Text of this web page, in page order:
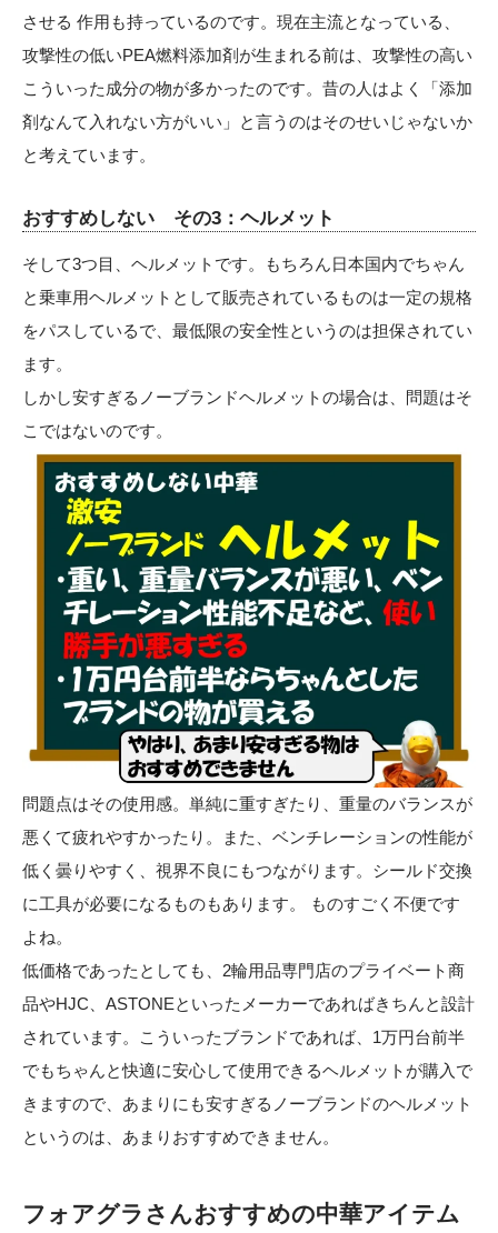
させる 作用も持っているのです。現在主流となっている、
攻撃性の低いPEA燃料添加剤が生まれる前は、攻撃性の高い
こういった成分の物が多かったのです。昔の人はよく「添加
剤なんて入れない方がいい」と言うのはそのせいじゃないか
と考えています。
おすすめしない その3：ヘルメット
そして3つ目、ヘルメットです。もちろん日本国内でちゃん
と乗車用ヘルメットとして販売されているものは一定の規格
をパスしているで、最低限の安全性というのは担保されてい
ます。
しかし安すぎるノーブランドヘルメットの場合は、問題はそ
こではないのです。
問題点はその使用感。単純に重すぎたり、重量のバランスが
悪くて疲れやすかったり。また、ベンチレーションの性能が
低く曇りやすく、視界不良にもつながります。シールド交換
に工具が必要になるものもあります。 ものすごく不便です
よね。
低価格であったとしても、2輪用品専門店のプライベート商
品やHJC、ASTONEといったメーカーであればきちんと設計
されています。こういったブランドであれば、1万円台前半
でもちゃんと快適に安心して使用できるヘルメットが購入で
きますので、あまりにも安すぎるノーブランドのヘルメット
というのは、あまりおすすめできません。
フォアグラさんおすすめの中華アイテム